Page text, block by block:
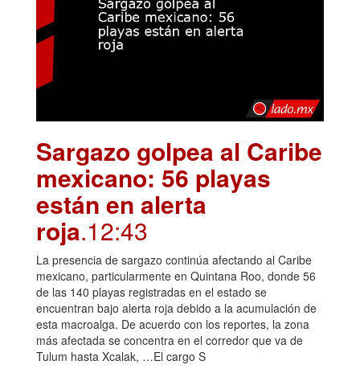
Sargazo golpea al Caribe
mexicano: 56 playas
están en alerta
roja.12:43
La presencia de sargazo continúa afectando al Caribe
mexicano, particularmente en Quintana Roo, donde 56
de las 140 playas registradas en el estado se
encuentran bajo alerta roja debido a la acumulación de
esta macroalga. De acuerdo con los reportes, la zona
más afectada se concentra en el corredor que va de
Tulum hasta Xcalak, …El cargo S